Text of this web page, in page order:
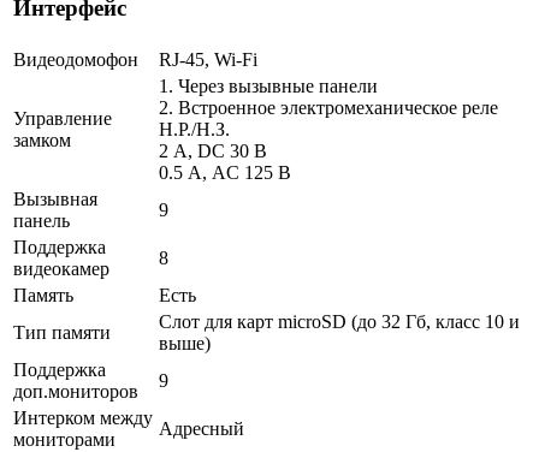
Интерфейс
Видеодомофон RJ-45, Wi-Fi
Управление
замком
1. Через вызывные панели
2. Встроенное электромеханическое реле
Н.Р./Н.З.
2 A, DC 30 В
0.5 А, AC 125 В
Вызывная
панель
9
Поддержка
видеокамер
8
Память
Есть
Тип памяти
Слот для карт microSD (до 32 Гб, класс 10 и
выше)
Поддержка
доп.мониторов
9
Интерком между
мониторами
Адресный